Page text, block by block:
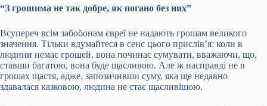
“З грошима не так добре, як погано без них”
Всупереч всім забобонам євреї не надають грошам великого
значення. Тільки вдумайтеся в сенс цього прислів’я: коли в
людини немає грошей, вона починає сумувати, вважаючи, що,
ставши багатою, вона буде щасливою. Але ж насправді не в
грошах щастя, адже, запозичивши суму, яка ще недавно
здавалася казковою, людина не стає щасливішою.